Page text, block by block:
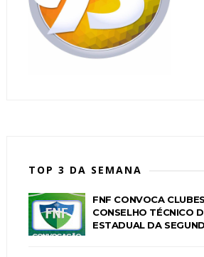
TOP 3 DA SEMANA
FNF CONVOCA
CONSELHO TÉCNICO
ESTADUAL DA